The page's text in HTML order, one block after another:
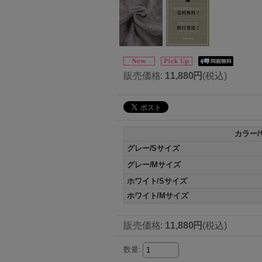
販売価格: 11,880円 (税込)
カラー/
グレー/Sサイズ
グレー/Mサイズ
ホワイト/Sサイズ
ホワイト/Mサイズ
販売価格: 11,880円 (税込)
数量: